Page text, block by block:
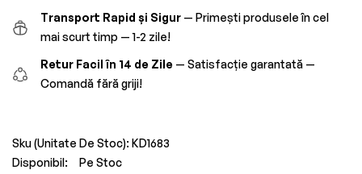
Transport Rapid și Sigur — Primești produsele în cel
mai scurt timp — 1-2 zile!
Retur Facil în 14 de Zile — Satisfacție garantată —
Comandă fără griji!
Sku (Unitate De Stoc): KD1683
Disponibil:
Pe Stoc